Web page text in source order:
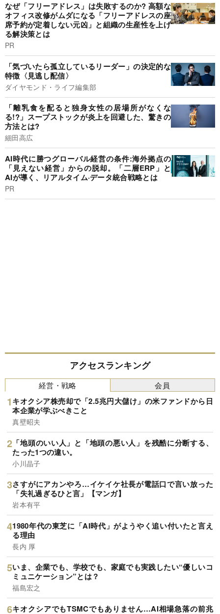
なぜ「フリーアドレス」は失敗するのか? 高額な
オフィス改修がムダになる「フリーアドレスの座
席予約が定着しない元凶」と組織の生産性を上げ
る解決策とは
PR
「気づいたら孤立しているリーダー」の決定的な
特徴〈見逃し配信〉
ダイヤモンド・ライフ編集部
「離乳食を配ると独身女性の居場所がなくな
る!?」スープストックが炎上を回避した、驚きの
方法とは?
細田高広
AI時代に勝つグローバル経営の条件:海外拠点の
「見えない経営」からの脱却。「二層ERP」と
AIが導く、リアルタイム·データ統合戦略とは
PR
アクセスランキング
経営・戦略
キオクシア株売却で「2.5兆円大儲け」の米ファンドから日
本企業が学ぶべきこと
真壁昭夫
「地頭のいい人」と「地頭の悪い人」を残酷に分断する、
たった1つの違い。
小川晶子
さすがにアカンやろ…イケイケ社長が電話口で言い放った
「失礼過ぎるひと言」【マンガ】
岩本有平
1980年代の東芝に「AI時代」がようやく追い付いたと言え
る理由
長内 厚
いま、企業でも、学校でも、家庭でも実践したい“優しいコ
ミュニケーション”とは？
福島宏之
キオクシアでもTSMCでもありません…AI相場急落の前兆
会員